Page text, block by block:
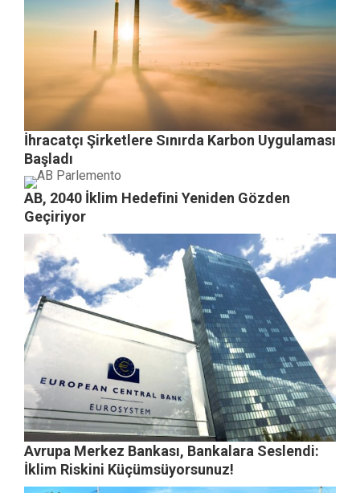
İhracatçı Şirketlere Sınırda Karbon Uygulaması
Başladı
AB, 2040 İklim Hedefini Yeniden Gözden
Geçiriyor
Avrupa Merkez Bankası, Bankalara Seslendi:
İklim Riskini Küçümsüyorsunuz!